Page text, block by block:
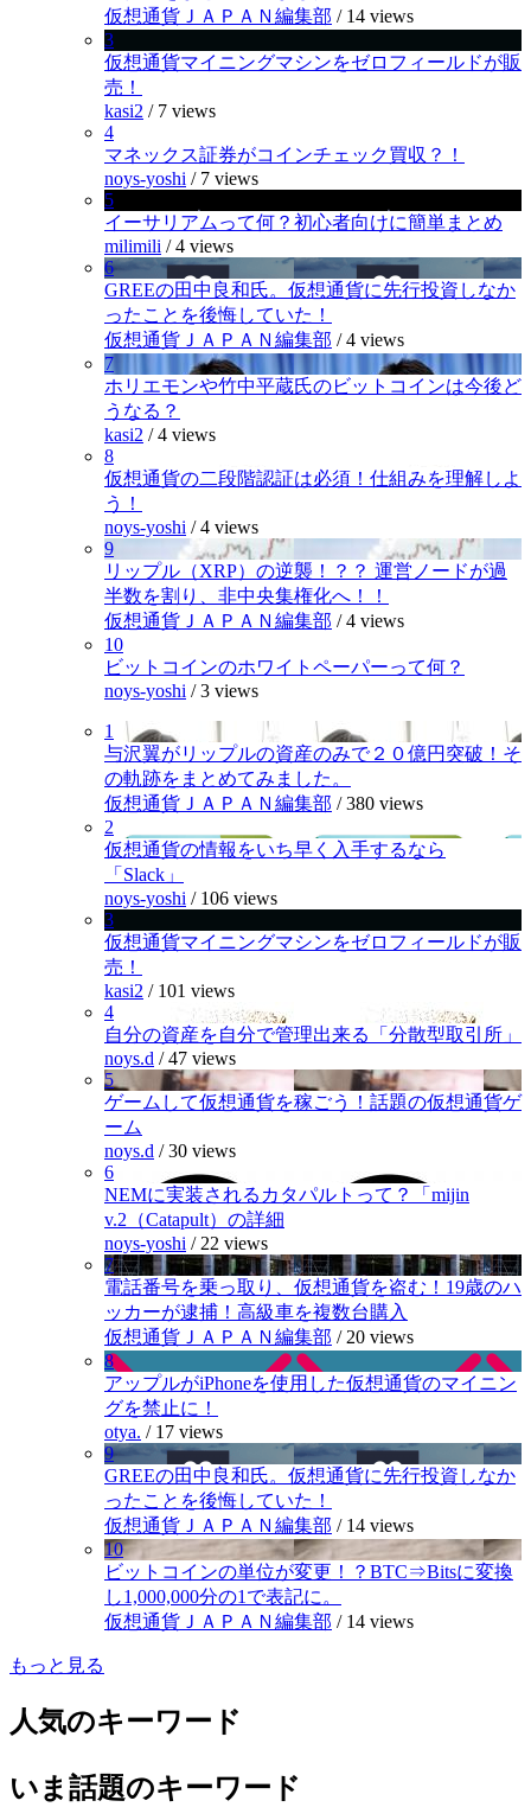
仮想通貨ＪＡＰＡＮ編集部 / 14 views
3
仮想通貨マイニングマシンをゼロフィールドが販
売！
kasi2 / 7 views
4
マネックス証券がコインチェック買収？！
noys-yoshi / 7 views
5
イーサリアムって何？初心者向けに簡単まとめ
milimili /4 views
6
GREEの田中良和氏。仮想通貨に先行投資しなか
ったことを後悔していた！
仮想通貨ＪＡＰＡＮ編集部 /4 views
7
ホリエモンや竹中平蔵氏のビットコインは今後ど
うなる？
kasi2 /4 views
8
仮想通貨の二段階認証は必須！仕組みを理解しよ
う！
noys-yoshi /4 views
9
リップル（XRP）の逆襲！？？ 運営ノードが過
半数を割り、非中央集権化へ！！
仮想通貨ＪＡＰＡＮ編集部 /4 views
10
ビットコインのホワイトペーパーって何？
noys-yoshi /3 views
1
与沢翼がリップルの資産のみで２０億円突破！そ
の軌跡をまとめてみました。
仮想通貨ＪＡＰＡＮ編集部 /380 views
2
仮想通貨の情報をいち早く入手するなら
「Slack」
noys-yoshi / 106 views
3
仮想通貨マイニングマシンをゼロフィールドが販
売！
kasi2 / 101 views
4
自分の資産を自分で管理出来る「分散型取引所」
noys.d /47 views
5
ゲームして仮想通貨を稼ごう！話題の仮想通貨ゲ
ーム
noys.d /30 views
6
NEMに実装されるカタパルトって？「mijin
v.2（Catapult）の詳細
noys-yoshi / 22 views
7
電話番号を乗っ取り、仮想通貨を盗む！19歳のハ
ッカーが逮捕！高級車を複数台購入
仮想通貨ＪＡＰＡＮ編集部 / 20 views
8
アップルがiPhoneを使用した仮想通貨のマイニン
グを禁止に！
otya. / 17 views
9
GREEの田中良和氏。仮想通貨に先行投資しなか
ったことを後悔していた！
仮想通貨ＪＡＰＡＮ編集部 / 14 views
10
ビットコインの単位が変更！？BTC⇒Bitsに変換
し1,000,000分の1で表記に。
仮想通貨ＪＡＰＡＮ編集部 / 14 views
もっと見る
人気のキーワード
いま話題のキーワード